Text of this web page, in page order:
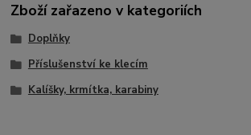
Zboží zařazeno v kategoriích
Doplňky
Příslušenství ke klecím
Kalíšky, krmítka, karabiny